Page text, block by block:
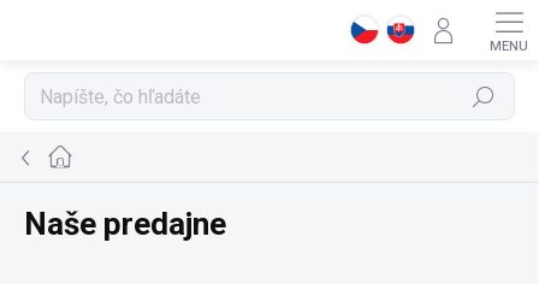
Hľadať
Domov
Naše predajne